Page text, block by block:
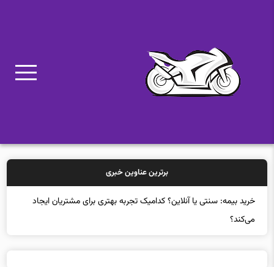
برترین عناوین خبری
خرید بیمه: سنتی یا آنلاین؟ کدامیک تجربه بهتری برای مشتریان ایجاد
می‌کند؟